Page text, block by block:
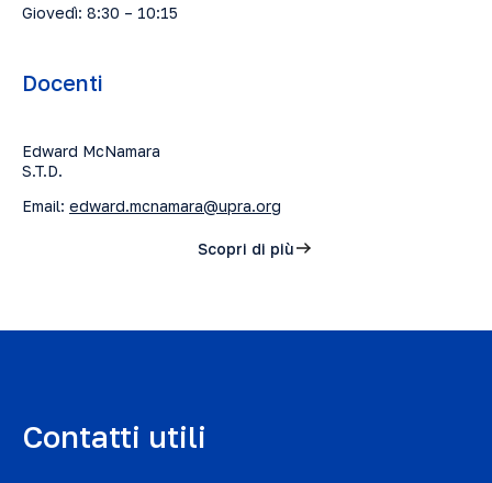
Giovedì: 8:30 – 10:15
Docenti
Edward McNamara
S.T.D.
Email: edward.mcnamara@upra.org
Scopri di più
Contatti utili